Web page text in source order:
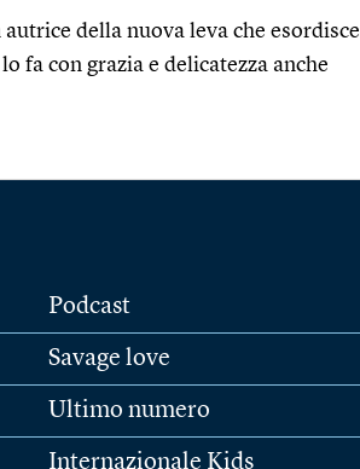
della nuova leva che esordisce
fa con grazia e delicatezza anche
Podcast
Savage love
Ultimo numero
Internazionale Kids